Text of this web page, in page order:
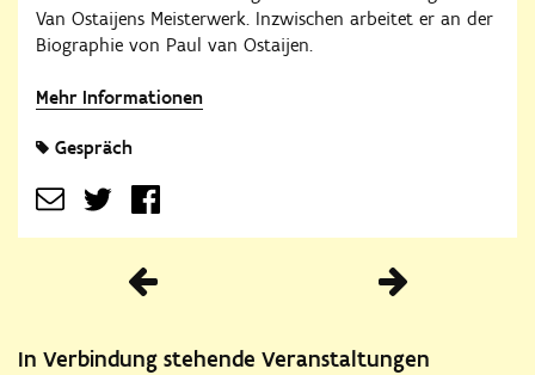
Van Ostaijens Meisterwerk. Inzwischen arbeitet er an der
Biographie von Paul van Ostaijen.
Mehr Informationen
Gespräch
Vorherige
In Verbindung stehende Veranstaltungen